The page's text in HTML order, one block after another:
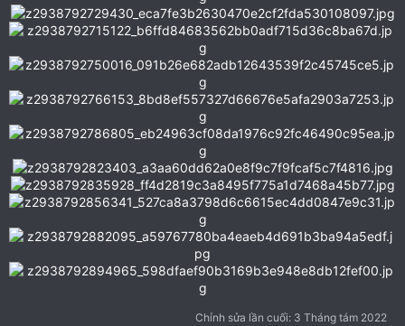
Chỉnh sửa lần cuối: 3 Tháng tám 2022